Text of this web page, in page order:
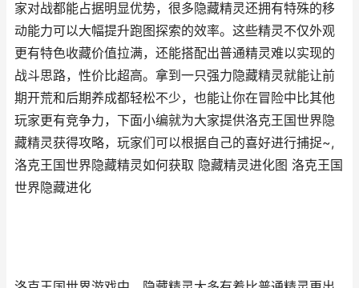
家对战都能占据明显优势，很多隐藏精灵还拥有特殊的移
动能力可以大幅提升跑图探索的效率。这些精灵不仅外观
更有特色收藏价值拉满，还能搭配出普通精灵难以实现的
战斗思路，性价比超高。拿到一只强力隐藏精灵就能让前
期开荒和后期养成都轻松不少，也能让你在冒险中比其他
玩家更有竞争力，下面小编就为大家提供洛克王国世界隐
藏精灵获得攻略，玩家们可以根据自己的喜好进行捕捉~,
洛克王国世界隐藏精灵如何获取 隐藏精灵进化图 洛克王国
世界隐藏进化